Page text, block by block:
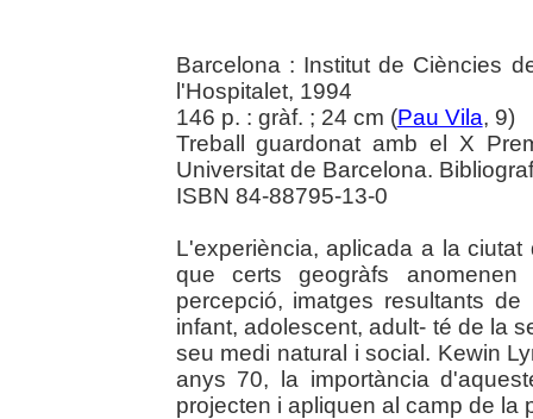
Barcelona : Institut de Ciències
l'Hospitalet, 1994
146 p. : gràf. ; 24 cm (Pau Vila, 9)
Treball guardonat amb el X
Universitat de Barcelona.
ISBN 84-88795-13-0
L'experiència, aplicada a la
que certs geogràfs
percepció, imatges resultants
infant, adolescent, adult- té de la
seu medi natural i social. Kewin
anys 70, la importància
projecten i apliquen al camp de la